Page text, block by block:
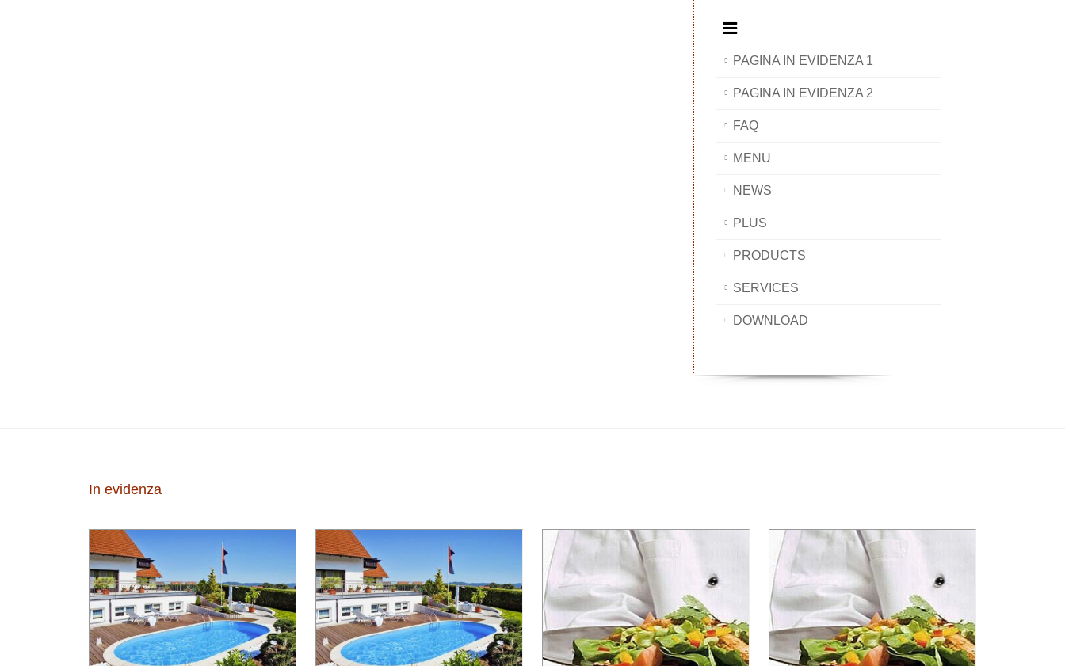
PAGINA IN EVIDENZA 1
PAGINA IN EVIDENZA 2
FAQ
MENU
NEWS
PLUS
PRODUCTS
SERVICES
DOWNLOAD
In evidenza